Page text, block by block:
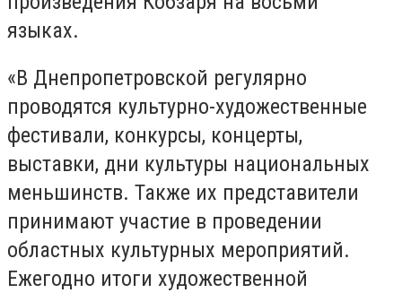
языках.
«В Днепропетровской регулярно
проводятся культурно-художественные
фестивали, конкурсы, концерты,
выставки, дни культуры национальных
меньшинств. Также их представители
принимают участие в проведении
областных культурных мероприятий.
Ежегодно итоги художественной